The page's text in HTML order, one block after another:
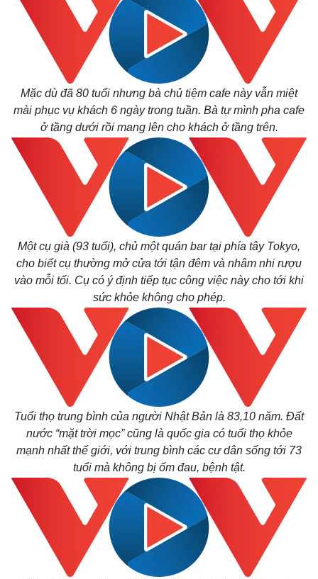
Thế giới
Quan sát
Cuộc sống đó đây
Multimedia
Video
E-Magazine
Infographic
Mặc dù đã 80 tuổi nhưng bà chủ tiệm cafe này vẫn miệt
mài phục vụ khách 6 ngày trong tuần. Bà tự mình pha cafe
ở tầng dưới rồi mang lên cho khách ở tầng trên.
Một cụ già (93 tuổi), chủ một quán bar tại phía tây Tokyo,
cho biết cụ thường mở cửa tới tận đêm và nhâm nhi rượu
vào mỗi tối. Cụ có ý định tiếp tục công việc này cho tới khi
sức khỏe không cho phép.
Tuổi thọ trung bình của người Nhật Bản là 83,10 năm. Đất
nước “mặt trời mọc” cũng là quốc gia có tuổi thọ khỏe
mạnh nhất thế giới, với trung bình các cư dân sống tới 73
tuổi mà không bị ốm đau, bệnh tật.